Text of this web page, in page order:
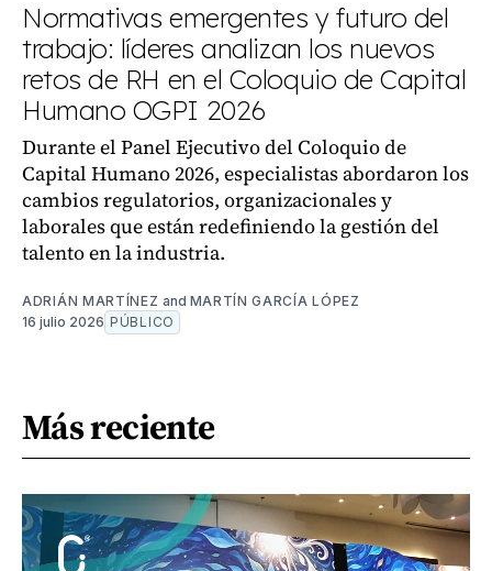
Normativas emergentes y futuro del
trabajo: líderes analizan los nuevos
retos de RH en el Coloquio de Capital
Humano OGPI 2026
Durante el Panel Ejecutivo del Coloquio de
Capital Humano 2026, especialistas abordaron los
cambios regulatorios, organizacionales y
laborales que están redefiniendo la gestión del
talento en la industria.
ADRIÁN MARTÍNEZ and MARTÍN GARCÍA LÓPEZ
16 julio 2026 PÚBLICO
Más reciente